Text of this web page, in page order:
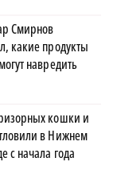
электричества
Смирнов
какие продукты
навредить
кошки и
в Нижнем
с начала года